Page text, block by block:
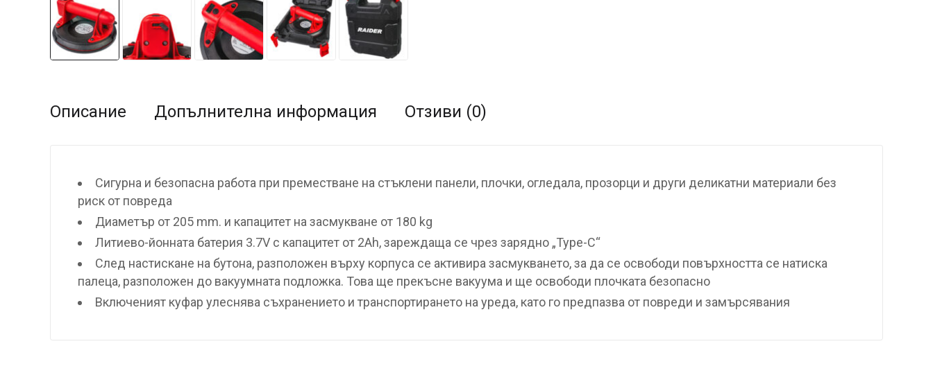
Описание Допълнителна информация Отзиви (0)
Сигурна и безопасна работа при преместване на стъклени панели, плочки, огледала, прозорци и други деликатни материали без
риск от повреда
Диаметър от 205 mm. и капацитет на засмукване от 180 kg
Литиево-йонната батерия 3.7V с капацитет от 2Ah, зареждаща се чрез зарядно „Type-C“
След настискане на бутона, разположен върху корпуса се активира засмукването, за да се освободи повърхността се натиска
палеца, разположен до вакуумната подложка. Това ще прекъсне вакуума и ще освободи плочката безопасно
Включеният куфар улеснява съхранението и транспортирането на уреда, като го предпазва от повреди и замърсявания